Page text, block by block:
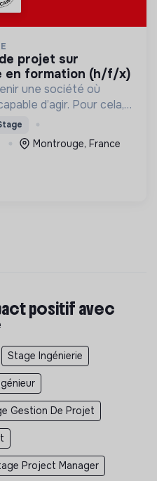
en formation (h/f/x)
une société où
d’agir. Pour cela,
et des lieux
adaptés à tous.
Montrouge, France
positif avec
Stage Ingénierie
Gestion De Projet
Project Manager